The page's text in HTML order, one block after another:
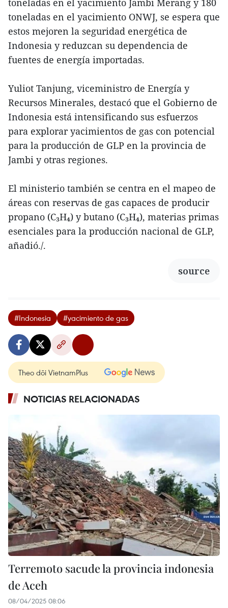
toneladas en el yacimiento Jambi Merang y 180
toneladas en el yacimiento ONWJ, se espera que
estos mejoren la seguridad energética de
Indonesia y reduzcan su dependencia de
fuentes de energía importadas.
Yuliot Tanjung, viceministro de Energía y
Recursos Minerales, destacó que el Gobierno de
Indonesia está intensificando sus esfuerzos
para explorar yacimientos de gas con potencial
para la producción de GLP en la provincia de
Jambi y otras regiones.
El ministerio también se centra en el mapeo de
áreas con reservas de gas capaces de producir
propano (C₃H₄) y butano (C₃H₄), materias primas
esenciales para la producción nacional de GLP,
añadió./.
source
#Indonesia #yacimiento de gas
Theo dõi VietnamPlus
NOTICIAS RELACIONADAS
Terremoto sacude la provincia indonesia
de Aceh
08/04/2025 08:06